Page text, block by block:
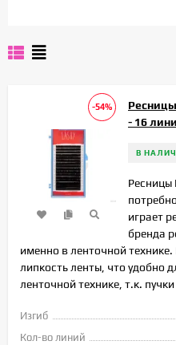
-54%
- 16
В
Ресницы
играет
бренда
именно в ленточной
липкость ленты, что удобно
ленточной технике, т.к.
Изгиб
Кол-во линий